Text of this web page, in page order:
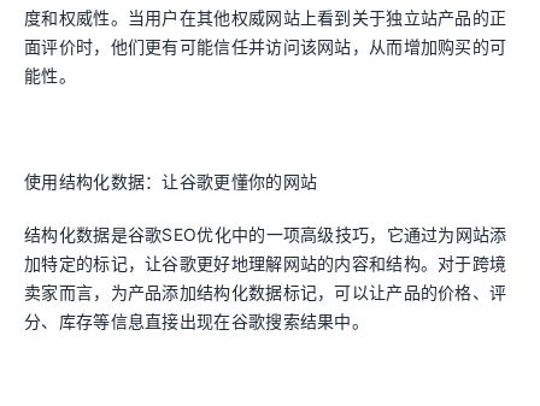
度和权威性。当用户在其他权威网站上看到关于独立站产品的正
面评价时，他们更有可能信任并访问该网站，从而增加购买的可
能性。
使用结构化数据：让谷歌更懂你的网站
结构化数据是谷歌SEO优化中的一项高级技巧，它通过为网站添
加特定的标记，让谷歌更好地理解网站的内容和结构。对于跨境
卖家而言，为产品添加结构化数据标记，可以让产品的价格、评
分、库存等信息直接出现在谷歌搜索结果中。